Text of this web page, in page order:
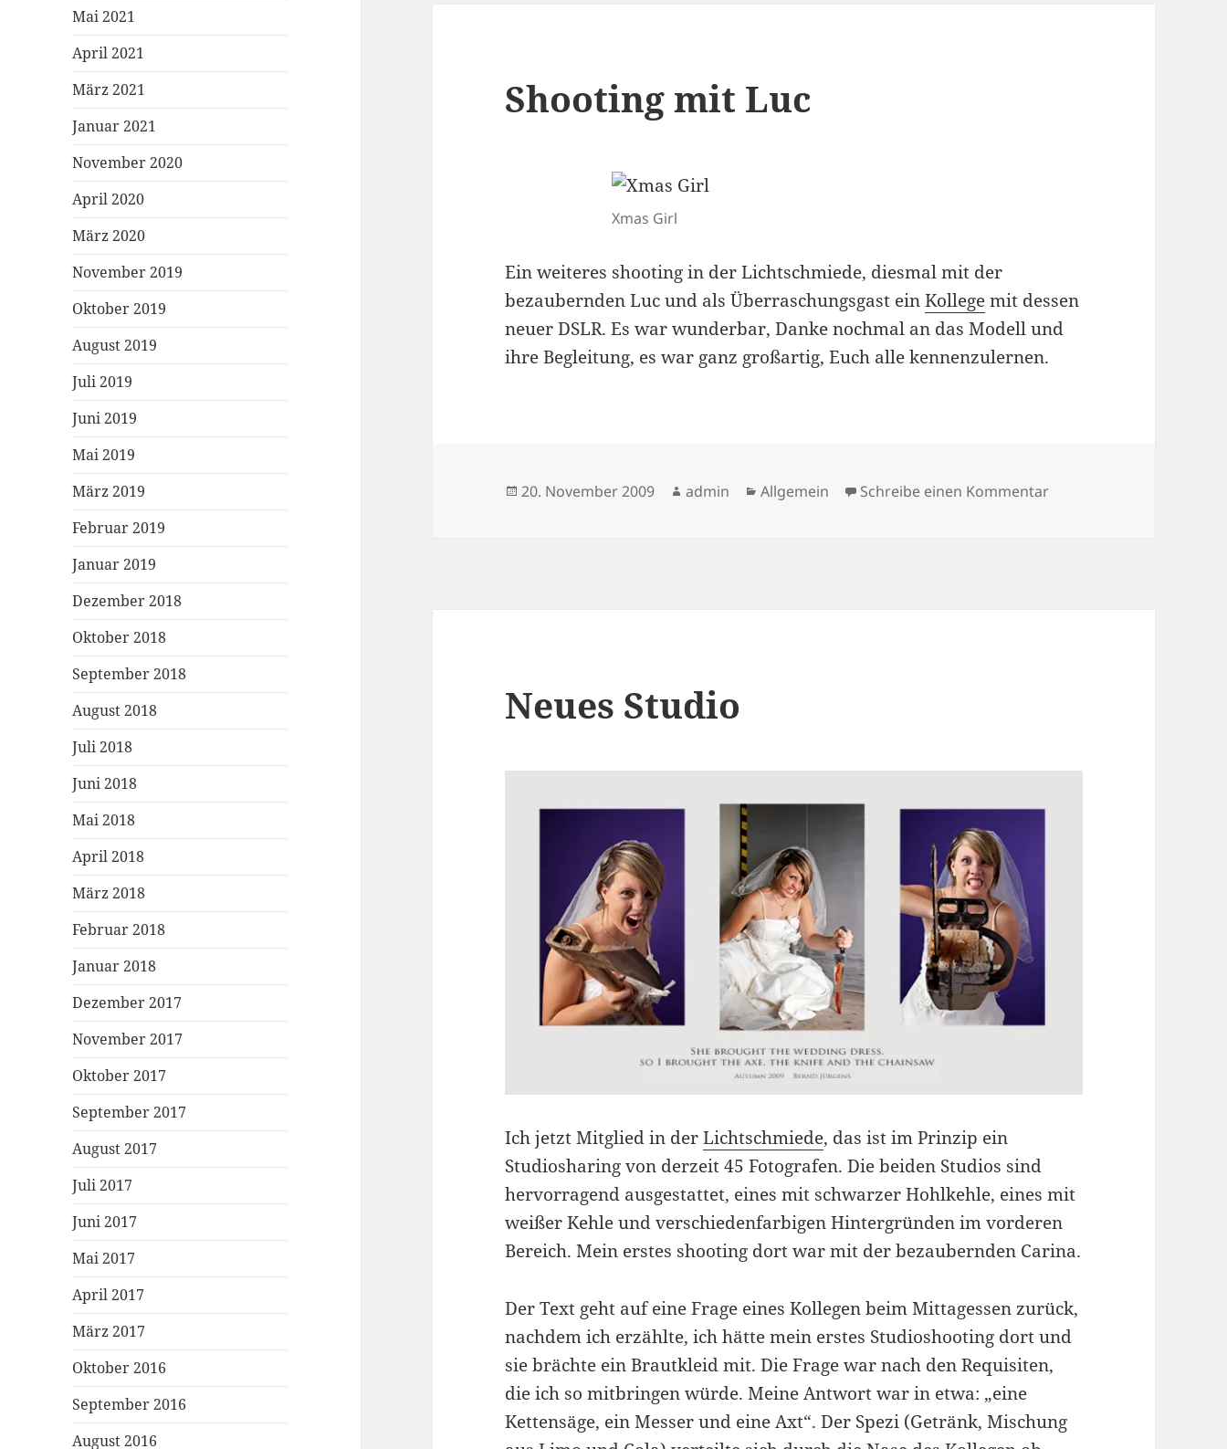
Mai 2021
April 2021
März 2021
Januar 2021
November 2020
April 2020
März 2020
November 2019
Oktober 2019
August 2019
Juli 2019
Juni 2019
Mai 2019
März 2019
Februar 2019
Januar 2019
Dezember 2018
Oktober 2018
September 2018
August 2018
Juli 2018
Juni 2018
Mai 2018
April 2018
März 2018
Februar 2018
Januar 2018
Dezember 2017
November 2017
Oktober 2017
September 2017
August 2017
Juli 2017
Juni 2017
Mai 2017
April 2017
März 2017
Oktober 2016
September 2016
August 2016
Shooting mit Luc
Xmas Girl
Ein weiteres shooting in der Lichtschmiede, diesmal mit der
bezaubernden Luc und als Überraschungsgast einKollegemit dessen
neuer DSLR. Es war wunderbar, Danke nochmal an das Modell und
ihre Begleitung, es war ganz großartig, Euch alle kennenzulernen.
Veröffentlicht
20. November 2009 Autor
admin Kategorien
Allgemein Schreibe einen Kommentarzu Shooting mit Luc
Neues Studio
Ich jetzt Mitglied in derLichtschmiede, das ist im Prinzip ein
Studiosharing von derzeit 45 Fotografen. Die beiden Studios sind
hervorragend ausgestattet, eines mit schwarzer Hohlkehle, eines mit
weißer Kehle und verschiedenfarbigen Hintergründen im vorderen
Bereich. Mein erstes shooting dort war mit der bezaubernden Carina.
Der Text geht auf eine Frage eines Kollegen beim Mittagessen zurück,
nachdem ich erzählte, ich hätte mein erstes Studioshooting dort und
sie brächte ein Brautkleid mit. Die Frage war nach den Requisiten,
die ich so mitbringen würde. Meine Antwort war in etwa: „eine
Kettensäge, ein Messer und eine Axt“. Der Spezi (Getränk, Mischung